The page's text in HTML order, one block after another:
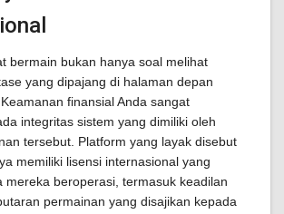
bermain bukan hanya soal melihat
yang dipajang di halaman depan
finansial Anda sangat
integritas sistem yang dimiliki oleh
tersebut. Platform yang layak disebut
memiliki lisensi internasional yang
mereka beroperasi, termasuk keadilan
permainan yang disajikan kepada